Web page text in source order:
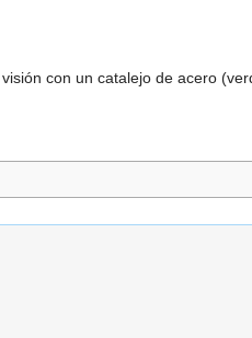
con un catalejo de acero